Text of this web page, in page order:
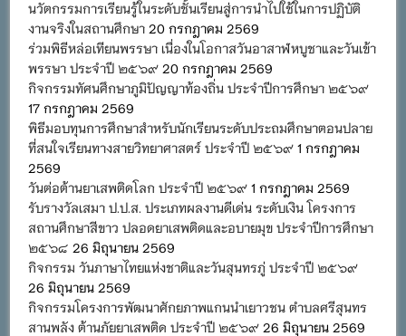
นวัตกรรมการเรียนรู้ในระดับชั้นเรียนสู่การนำไปใช้ในการปฏิบัติ
งานจริงในสถานศึกษา 20 กรกฎาคม 2569
ร่วมพิธีหล่อเทียนพรรษา เนื่องในโอกาสวันอาสาฬหบูชาและวันเข้า
พรรษา ประจำปี ๒๕๖๙ 20 กรกฎาคม 2569
กิจกรรมทัศนศึกษาภูมิปัญญาท้องถิ่น ประจำปีการศึกษา ๒๕๖๙
17 กรกฎาคม 2569
พิธีมอบทุนการศึกษาสำหรับนักเรียนระดับประถมศึกษาตอนปลาย
ที่สนใจเรียนทางสายวิทยาศาสตร์ ประจำปี ๒๕๖๙ 1 กรกฎาคม
2569
วันต่อต้านยาเสพติดโลก ประจำปี ๒๕๖๙ 1 กรกฎาคม 2569
รับรางวัลเสมา ป.ป.ส. ประเภทผลงานดีเด่น ระดับเงิน โครงการ
สถานศึกษาสีขาว ปลอดยาเสพติดและอบายมุข ประจำปีการศึกษา
๒๕๖๘ 26 มิถุนายน 2569
กิจกรรม วันภาษาไทยแห่งชาติและวันสุนทรภู่ ประจำปี ๒๕๖๙
26 มิถุนายน 2569
กิจกรรมโครงการพัฒนาศักยภาพแกนนำเยาวชน ตำบลศรีสุนทร
สานพลัง ต้านภัยยาเสพติด ประจำปี ๒๕๖๙ 26 มิถุนายน 2569